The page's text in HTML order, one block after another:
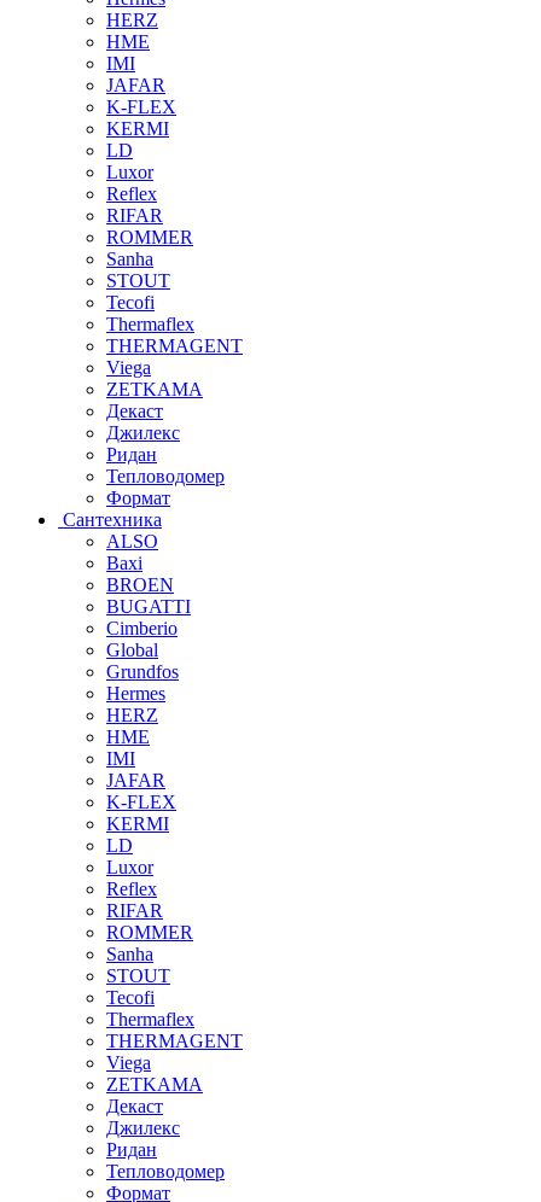
HERZ
HME
IMI
JAFAR
K-FLEX
KERMI
LD
Luxor
Reflex
RIFAR
ROMMER
Sanha
STOUT
Tecofi
Thermaflex
THERMAGENT
Viega
ZETKAMA
Декаст
Джилекс
Ридан
Тепловодомер
Формат
Сантехника
ALSO
Baxi
BROEN
BUGATTI
Cimberio
Global
Grundfos
Hermes
HERZ
HME
IMI
JAFAR
K-FLEX
KERMI
LD
Luxor
Reflex
RIFAR
ROMMER
Sanha
STOUT
Tecofi
Thermaflex
THERMAGENT
Viega
ZETKAMA
Декаст
Джилекс
Ридан
Тепловодомер
Формат